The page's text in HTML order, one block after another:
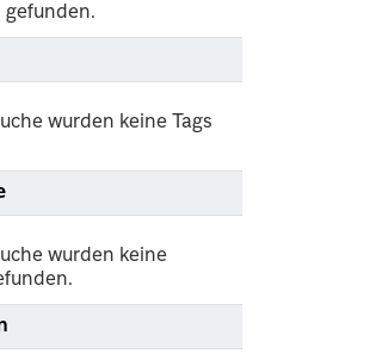
gefunden.
wurden keine Tags
wurden keine